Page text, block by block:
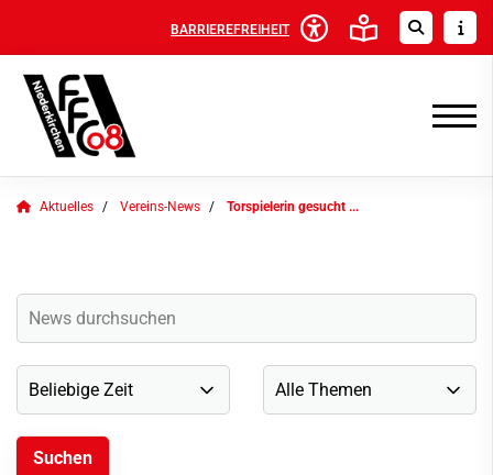
BARRIEREFREIHEIT
Aktuelles Vereins-News Torspielerin gesucht ...